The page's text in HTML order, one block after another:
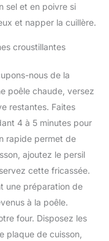
sel et en poivre si
et napper la cuillère.
croustillantes
nous de la
poêle chaude, versez
restantes. Faites
4 à 5 minutes pour
rapide permet de
ajoutez le persil
cette fricassée.
une préparation de
à la poêle.
four. Disposez les
plaque de cuisson,